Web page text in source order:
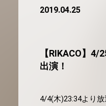
2019.04.25
【RIKACO】
出演！
4/4(木)23:34より